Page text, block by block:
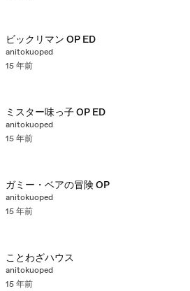
ビックリマン OP ED
anitokuoped
15 年前
ミスター味っ子 OP ED
anitokuoped
15 年前
ガミー・ベアの冒険 OP
anitokuoped
15 年前
ことわざハウス
anitokuoped
15 年前